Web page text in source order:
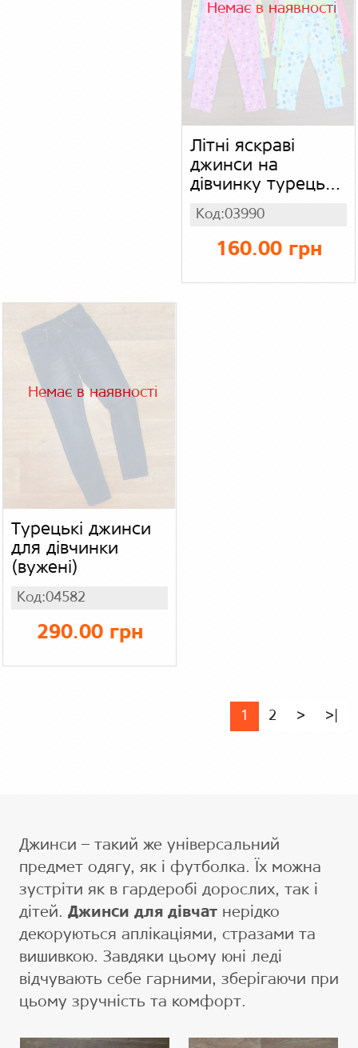
Немає в наявності
Літні яскраві
джинси на
дівчинку турецькі
Aldino Jeans 95%
бавовна, 5%
поліестр
Код:03990
160.00 грн
Немає в наявності
Турецькі джинси
для дівчинки
(вужені)
Код:04582
290.00 грн
1 2 > >|
Джинси – такий же універсальний
предмет одягу, як і футболка. Їх можна
зустріти як в гардеробі дорослих, так і
дітей. Джинси для дівчат нерідко
декоруються аплікаціями, стразами та
вишивкою. Завдяки цьому юні леді
відчувають себе гарними, зберігаючи при
цьому зручність та комфорт.